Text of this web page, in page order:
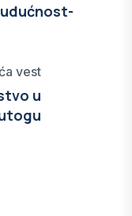
vest
u